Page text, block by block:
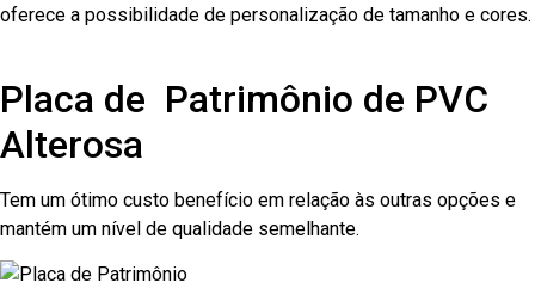
oferece a possibilidade de personalização de tamanho e cores.
Placa de Patrimônio de PVC
Alterosa
Tem um ótimo custo benefício em relação às outras opções e
mantém um nível de qualidade semelhante.